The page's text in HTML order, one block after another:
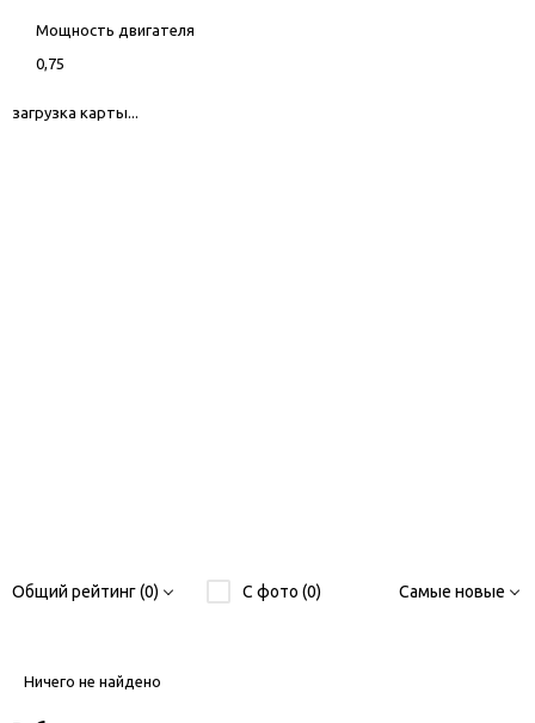
Мощность двигателя
0,75
загрузка карты...
Общий рейтинг (0) С фото (0) Самые новые
Ничего не найдено